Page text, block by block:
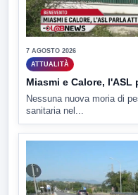
7 AGOSTO 2026
ATTUALITÀ
Miasmi e Calore,
Nessuna nuova moria di
sanitaria nel...